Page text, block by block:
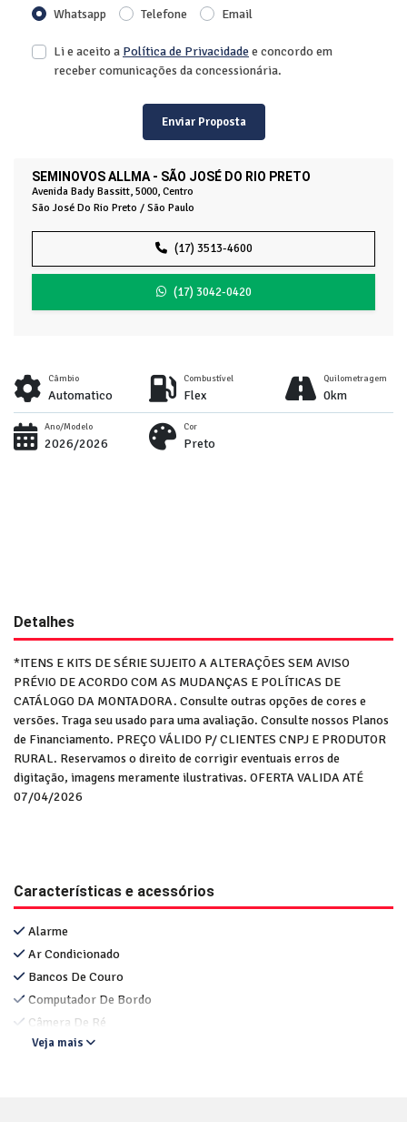
SEMINOVOS ALLMA - SÃO JOSÉ DO RIO PRETO
Avenida Bady Bassitt, 5000, Centro
São José Do Rio Preto / São Paulo
(17) 3513-4600
(17) 3042-0420
Whatsapp
Telefone Email
Li e aceito a Política de Privacidadee concordo em
receber comunicações da concessionária.
Enviar Proposta
Câmbio
Automatico
Combustível
Flex
Quilometragem
0km
Ano/Modelo
2026/2026
Cor
Preto
Detalhes
*ITENS E KITS DE SÉRIE SUJEITO A ALTERAÇÕES SEM AVISO
PRÉVIO DE ACORDO COM AS MUDANÇAS E POLÍTICAS DE
CATÁLOGO DA MONTADORA. Consulte outras opções de cores e
versões. Traga seu usado para uma avaliação. Consulte nossos Planos
de Financiamento. PREÇO VÁLIDO P/ CLIENTES CNPJ E PRODUTOR
RURAL. Reservamos o direito de corrigir eventuais erros de
digitação, imagens meramente ilustrativas. OFERTA VALIDA ATÉ
07/04/2026
Características e acessórios
Alarme
Ar Condicionado
Bancos De Couro
Computador De Bordo
Câmera De Ré
Veja mais